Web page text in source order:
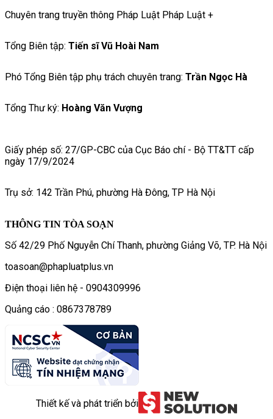
Chuyên trang truyền thông Pháp Luật Pháp Luật +
Tổng Biên tập: Tiến sĩ Vũ Hoài Nam
Phó Tổng Biên tập phụ trách chuyên trang: Trần Ngọc Hà
Tổng Thư ký: Hoàng Văn Vượng
Giấy phép số: 27/GP-CBC của Cục Báo chí - Bộ TT&TT cấp
ngày 17/9/2024
Trụ sở: 142 Trần Phú, phường Hà Đông, TP Hà Nội
THÔNG TIN TÒA SOẠN
Số 42/29 Phố Nguyễn Chí Thanh, phường Giảng Võ, TP. Hà Nội
toasoan@phapluatplus.vn
Điện thoại liên hệ - 0904309996
Quảng cáo : 0867378789
Thiết kế và phát triển bởi